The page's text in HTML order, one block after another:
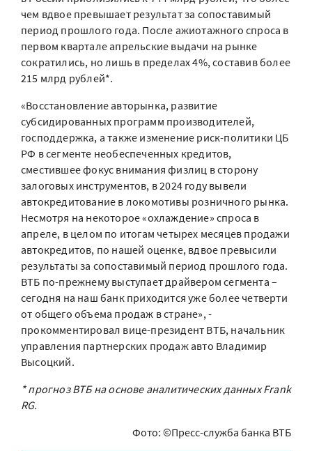
чем вдвое превышает результат за сопоставимый
период прошлого года. После ажиотажного спроса в
первом квартале апрельские выдачи на рынке
сократились, но лишь в пределах 4%, составив более
215 млрд рублей*.
«Восстановление авторынка, развитие
субсидированных программ производителей,
господдержка, а также изменение риск-политики ЦБ
РФ в сегменте необеспеченных кредитов,
сместившее фокус внимания физлиц в сторону
залоговых инструментов, в 2024 году вывели
автокредитование в локомотивы розничного рынка.
Несмотря на некоторое «охлаждение» спроса в
апреле, в целом по итогам четырех месяцев продажи
автокредитов, по нашей оценке, вдвое превысили
результаты за сопоставимый период прошлого года.
ВТБ по-прежнему выступает драйвером сегмента –
сегодня на наш банк приходится уже более четверти
от общего объема продаж в стране», -
прокомментировал вице-президент ВТБ, начальник
управления партнерских продаж авто Владимир
Высоцкий.
* прогноз ВТБ на основе аналитических данных Frank
RG.
Фото: ©Пресс-служба банка ВТБ